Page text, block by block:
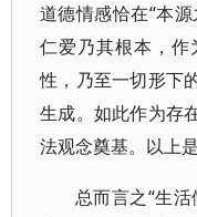
道德情感恰在“本
仁爱乃其根本，
性，乃至一切形下
生成。如此作为存
法观念奠基。以上
总而言之“生